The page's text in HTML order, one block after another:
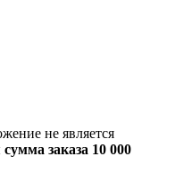
не является
заказа 10 000